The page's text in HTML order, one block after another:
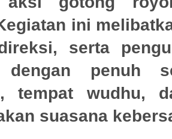
ini
serta
dengan penuh
tempat wudhu,
suasana